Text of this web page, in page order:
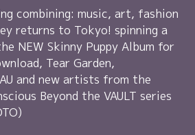
combining: music, art, fashion
returns to Tokyo! spinning a
NEW Skinny Puppy Album for
Tear Garden,
and new artists from the
Beyond the VAULT series